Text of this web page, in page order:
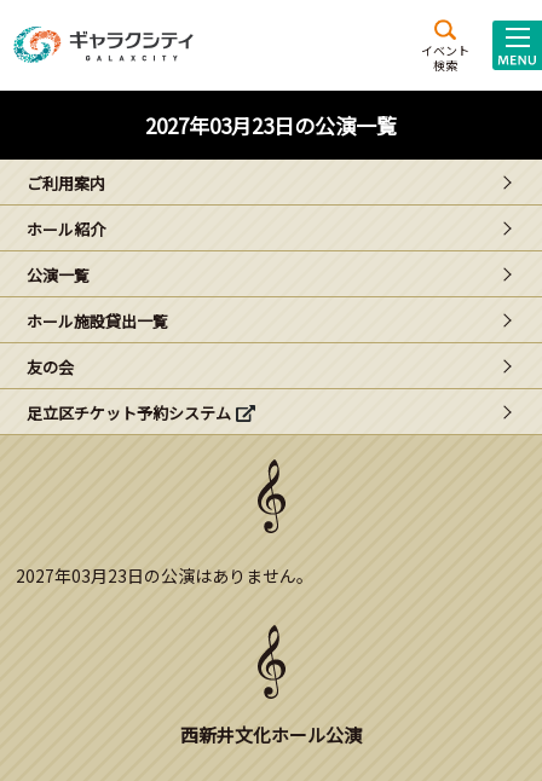
イベント
検索
施設案内
西新井
文化ホール
ギャラクシティとは
こどもみーてぃんぐ
Gがくえん
ブランドからのお知らせ
2027年03月23日の公演一覧
ご利用案内
ホール紹介
公演一覧
ホール施設貸出一覧
友の会
足立区チケット予約システム
2027年03月23日の公演はありません。
西新井文化ホール公演